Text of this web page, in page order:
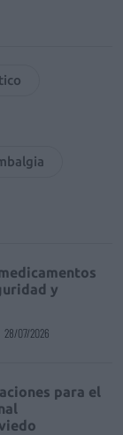
y
28/07/2026
para el